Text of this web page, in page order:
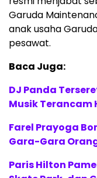
Garuda
anak usaha
pesawat.
Baca Juga:
DJ Panda
Musik Terancam
Farel Prayoga
Gara-Gara
Paris Hilton